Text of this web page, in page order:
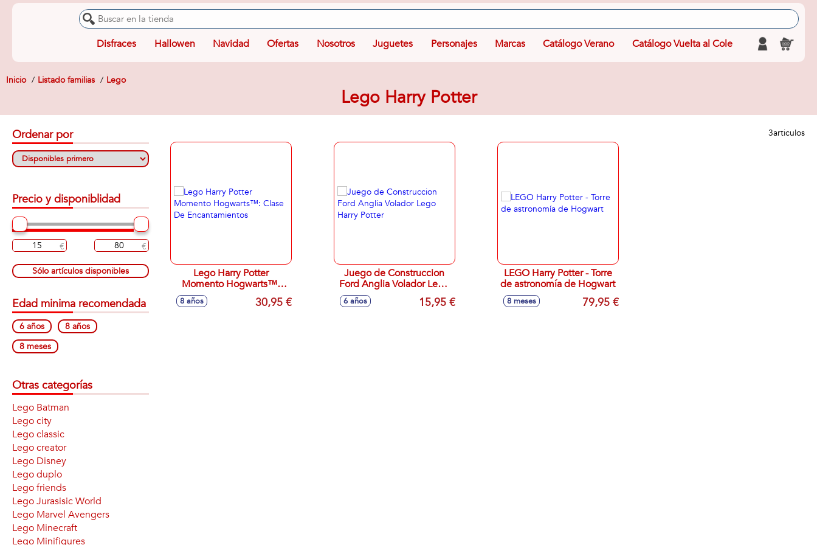
Disfraces Hallowen Navidad Ofertas Nosotros Juguetes Personajes Marcas Catálogo Verano Catálogo Vuelta al Cole
Inicio Listado familias Lego
Lego Harry Potter
3articulos
Lego Harry Potter
Momento Hogwarts™:
Clase De Encantamientos
8 años 30,95 €
Juego de Construccion
Ford Anglia Volador Lego
Harry Potter
6 años 15,95 €
LEGO Harry Potter - Torre
de astronomía de Hogwart
8 meses 79,95 €
Ordenar por
Precio y disponiblidad
Sólo artículos disponibles
Edad minima recomendada
6 años
8 años
8 meses
Otras categorías
Lego Batman
Lego city
Lego classic
Lego creator
Lego Disney
Lego duplo
Lego friends
Lego Jurasisic World
Lego Marvel Avengers
Lego Minecraft
Lego Minifigures